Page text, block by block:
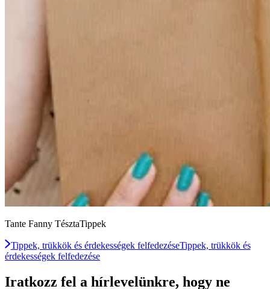
Tante Fanny TésztaTippek
Tippek, trükkök és érdekességek felfedezéseTippek, trükkök és
érdekességek felfedezése
Iratkozz fel a hírlevelünkre, hogy ne